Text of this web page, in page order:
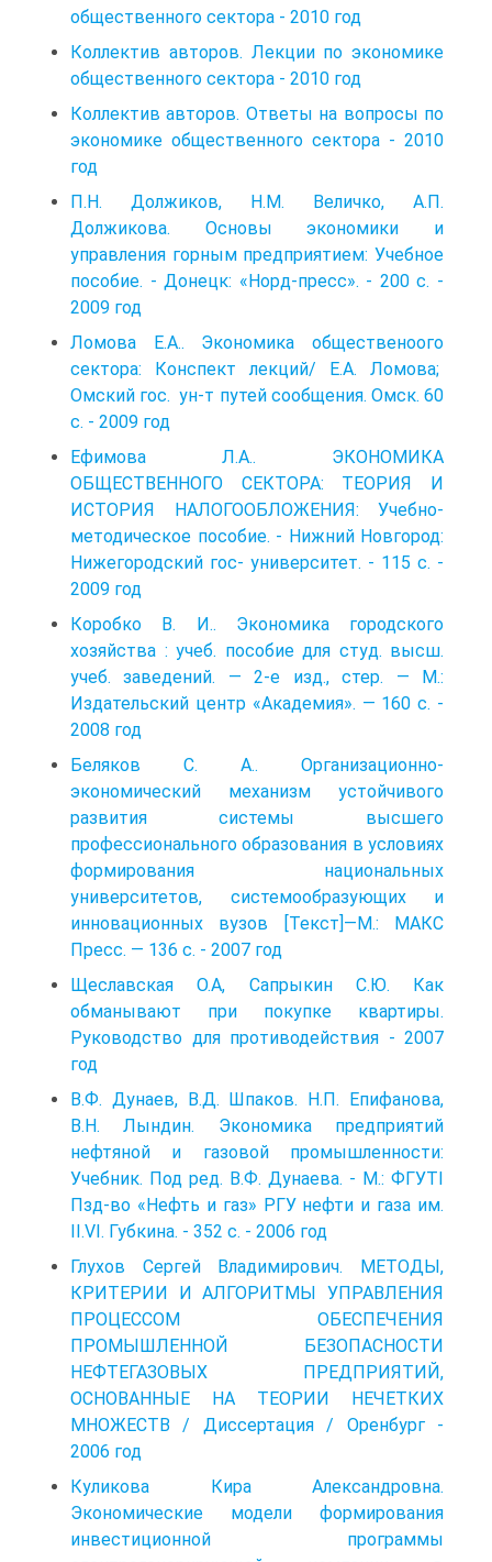
общественного сектора - 2010 год
Коллектив авторов. Лекции по экономике
общественного сектора - 2010 год
Коллектив авторов. Ответы на вопросы по
экономике общественного сектора - 2010
год
П.Н. Должиков, Н.М. Величко, А.П.
Должикова. Основы экономики и
управления горным предприятием: Учебное
пособие. - Донецк: «Норд-пресс». - 200 с. -
2009 год
Ломова Е.А.. Экономика общественоого
сектора: Конспект лекций/ Е.А. Ломова;
Омский гос. ун-т путей сообщения. Омск. 60
с. - 2009 год
Ефимова Л.А.. ЭКОНОМИКА
ОБЩЕСТВЕННОГО СЕКТОРА: ТЕОРИЯ И
ИСТОРИЯ НАЛОГООБЛОЖЕНИЯ: Учебно-
методическое пособие. - Нижний Новгород:
Нижегородский гос- университет. - 115 с. -
2009 год
Коробко В. И.. Экономика городского
хозяйства : учеб. пособие для студ. высш.
учеб. заведений. — 2-е изд., стер. — М.:
Издательский центр «Академия». — 160 с. -
2008 год
Беляков C. A.. Организационно-
экономический механизм устойчивого
развития системы высшего
профессионального образования в условиях
формирования национальных
университетов, системообразующих и
инновационных вузов [Текст]—М.: МАКС
Пресс. — 136 с. - 2007 год
Щеславская О.А, Сапрыкин С.Ю. Как
обманывают при покупке квартиры.
Руководство для противодействия - 2007
год
В.Ф. Дунаев, В.Д. Шпаков. Н.П. Епифанова,
В.Н. Лындин. Экономика предприятий
нефтяной и газовой промышленности:
Учебник. Под ред. В.Ф. Дунаева. - М.: ФГУТІ
Пзд-во «Нефть и газ» РГУ нефти и газа им.
II.VI. Губкина. - 352 с. - 2006 год
Глухов Сергей Владимирович. МЕТОДЫ,
КРИТЕРИИ И АЛГОРИТМЫ УПРАВЛЕНИЯ
ПРОЦЕССОМ ОБЕСПЕЧЕНИЯ
ПРОМЫШЛЕННОЙ БЕЗОПАСНОСТИ
НЕФТЕГАЗОВЫХ ПРЕДПРИЯТИЙ,
ОСНОВАННЫЕ НА ТЕОРИИ НЕЧЕТКИХ
МНОЖЕСТВ / Диссертация / Оренбург -
2006 год
Куликова Кира Александровна.
Экономические модели формирования
инвестиционной программы